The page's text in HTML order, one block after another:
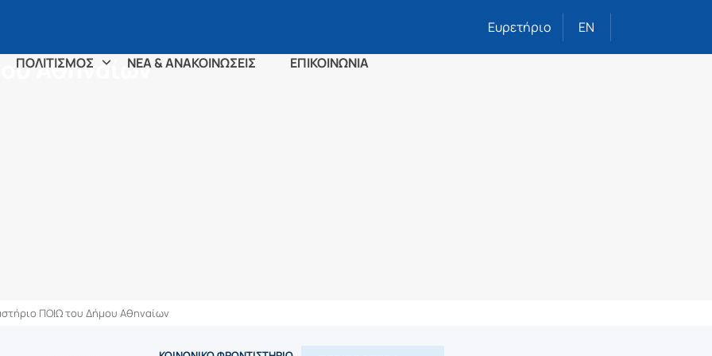
Ευρετήριο EN
ΠΟΛΙΤΙΣΜΟΣ ΝΕΑ & ΑΝΑΚΟΙΝΩΣΕΙΣ ΕΠΙΚΟΙΝΩΝΙΑ
Αθηναίων
ΠΟΙΩ του Δήμου Αθηναίων